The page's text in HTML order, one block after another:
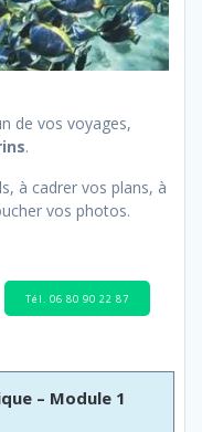
de vos voyages,
.
à cadrer vos plans, à
vos photos.
Tél. 06 80 90 22 87
– Module 1